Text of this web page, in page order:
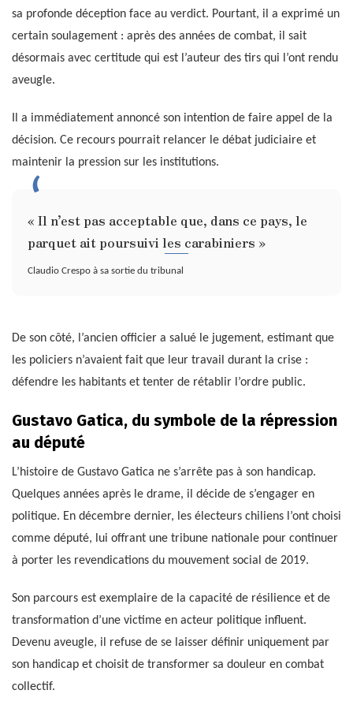
sa profonde déception face au verdict. Pourtant, il a exprimé un
certain soulagement : après des années de combat, il sait
désormais avec certitude qui est l’auteur des tirs qui l’ont rendu
aveugle.
Il a immédiatement annoncé son intention de faire appel de la
décision. Ce recours pourrait relancer le débat judiciaire et
maintenir la pression sur les institutions.
« Il n’est pas acceptable que, dans ce pays, le
parquet ait poursuivi les carabiniers »
Claudio Crespo à sa sortie du tribunal
De son côté, l’ancien officier a salué le jugement, estimant que
les policiers n’avaient fait que leur travail durant la crise :
défendre les habitants et tenter de rétablir l’ordre public.
Gustavo Gatica, du symbole de la répression
au député
L’histoire de Gustavo Gatica ne s’arrête pas à son handicap.
Quelques années après le drame, il décide de s’engager en
politique. En décembre dernier, les électeurs chiliens l’ont choisi
comme député, lui offrant une tribune nationale pour continuer
à porter les revendications du mouvement social de 2019.
Son parcours est exemplaire de la capacité de résilience et de
transformation d’une victime en acteur politique influent.
Devenu aveugle, il refuse de se laisser définir uniquement par
son handicap et choisit de transformer sa douleur en combat
collectif.